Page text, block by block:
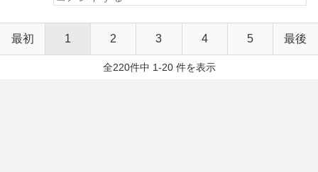
最初 1 2 3 4 5 最後
全220件中 1-20 件を表示